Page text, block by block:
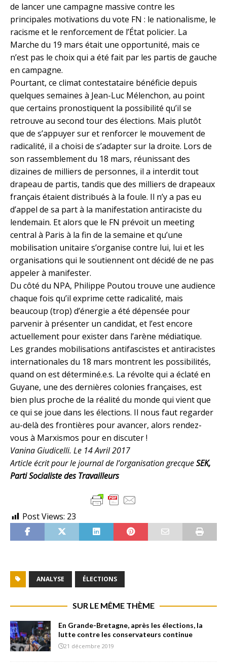
de lancer une campagne massive contre les
principales motivations du vote FN : le nationalisme, le
racisme et le renforcement de l’État policier. La
Marche du 19 mars était une opportunité, mais ce
n’est pas le choix qui a été fait par les partis de gauche
en campagne.
Pourtant, ce climat contestataire bénéficie depuis
quelques semaines à Jean-Luc Mélenchon, au point
que certains pronostiquent la possibilité qu’il se
retrouve au second tour des élections. Mais plutôt
que de s’appuyer sur et renforcer le mouvement de
radicalité, il a choisi de s’adapter sur la droite. Lors de
son rassemblement du 18 mars, réunissant des
dizaines de milliers de personnes, il a interdit tout
drapeau de partis, tandis que des milliers de drapeaux
français étaient distribués à la foule. Il n’y a pas eu
d’appel de sa part à la manifestation antiraciste du
lendemain. Et alors que le FN prévoit un meeting
central à Paris à la fin de la semaine et qu’une
mobilisation unitaire s’organise contre lui, lui et les
organisations qui le soutiennent ont décidé de ne pas
appeler à manifester.
Du côté du NPA, Philippe Poutou trouve une audience
chaque fois qu’il exprime cette radicalité, mais
beaucoup (trop) d’énergie a été dépensée pour
parvenir à présenter un candidat, et l’est encore
actuellement pour exister dans l’arène médiatique.
Les grandes mobilisations antifascistes et antiracistes
internationales du 18 mars montrent les possibilités,
quand on est déterminé.e.s. La révolte qui a éclaté en
Guyane, une des dernières colonies françaises, est
bien plus proche de la réalité du monde qui vient que
ce qui se joue dans les élections. Il nous faut regarder
au-delà des frontières pour avancer, alors rendez-
vous à Marxismos pour en discuter !
Vanina Giudicelli. Le 14 Avril 2017
Article écrit pour le journal de l’organisation grecqueSEK,
Parti Socialiste des Travailleurs
Post Views: 23
ANALYSE ÉLECTIONS
SUR LE MÊME THÈME
En Grande-Bretagne, après les élections, la
lutte contre les conservateurs continue
21 décembre 2019